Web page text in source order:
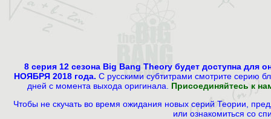
8 серия 12 сезона Big Bang Theory будет доступна для
НОЯБРЯ 2018 года. С русскими субтитрами смотрите серию
дней с момента выхода оригинала. Присоединяйтесь к
Чтобы не скучать во время ожидания новых серий Теории,
или ознакомиться со